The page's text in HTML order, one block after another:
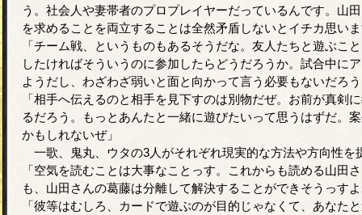
う。社会人や妻帯者のプロプレイヤーだっているんです。山
を求めることを両立することは全然矛盾しないとイチカ思い
「チーム戦、というものもあるそうだな。友人たちと遊ぶこ
したければそういうのに参加したらどうだろうか。試合中に
ようだし、わざわざ弱いと面と向かって言う必要もないだろ
「相手へ伝えるのと相手を見下すのは別物だぜ。お前が真剣
るだろう。もっとあんたと一緒に遊びたいって思うはずだ。
かもしれないぜ」
一歌、鬼丸、ウタの3人がそれぞれ現実的な方法や方向性を
「空気を読むことは大事なことっす。これからも読める山田
も、山田さんの葛藤は分離して解決することができそうっす
「彼等はむしろ、カードで遊ぶのが目的じゃなくて、あなた